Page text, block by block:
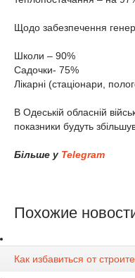
Щодо забезпечення
Школи – 90%
Садочки- 75%
Лікарні (стаціонари,
В Одеській обласній
показники будуть
Більше у Telegram
Похожие
Как избавиться от